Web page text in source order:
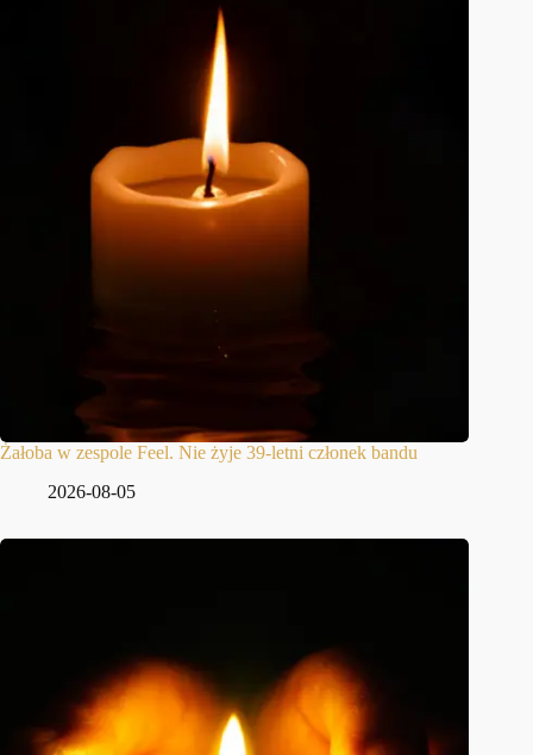
Żałoba w zespole Feel. Nie żyje 39-letni członek bandu
2026-08-05